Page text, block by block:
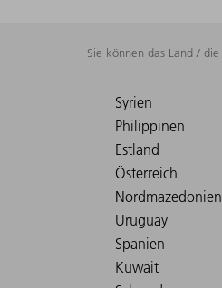
Sie können das Land /